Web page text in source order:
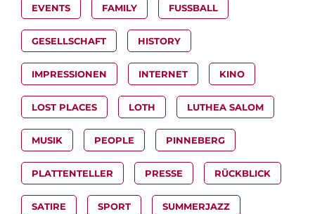
EVENTS FAMILY FUSSBALL
GESELLSCHAFT HISTORY
IMPRESSIONEN INTERNET KINO
LOST PLACES LOTH LUTHEA SALOM
MUSIK PEOPLE PINNEBERG
PLATTENTELLER PRESSE RÜCKBLICK
SATIRE SPORT SUMMERJAZZ